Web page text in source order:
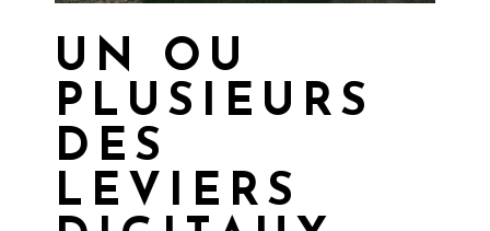
UN OU
PLUSIEURS
DES
LEVIERS